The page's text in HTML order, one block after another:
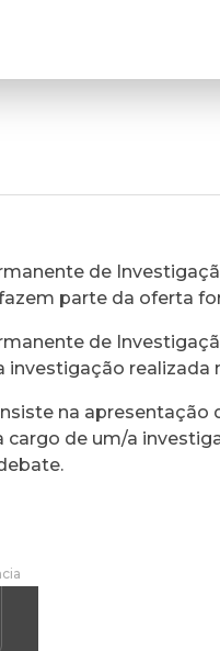
de
parte da oferta
de
investigação
na
cargo de um/a